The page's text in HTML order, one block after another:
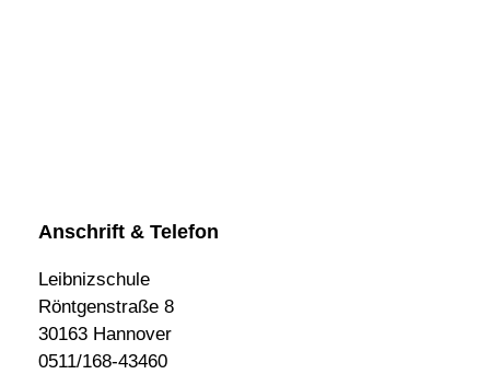
Anschrift & Telefon
Leibnizschule
Röntgenstraße 8
30163 Hannover
0511/168-43460